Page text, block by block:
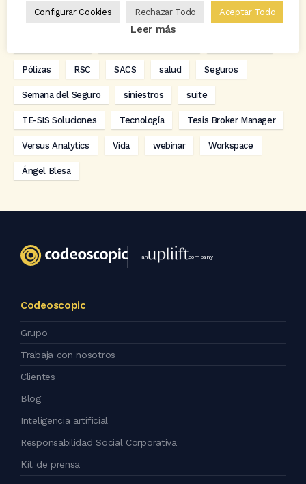
Integra API Rest
Pólizas RSC SACS salud Seguros
Semana del Seguro siniestros suite
TE-SIS Soluciones Tecnología Tesis Broker Manager
Versus Analytics Vida webinar Workspace
Ángel Blesa
an company
Codeoscopic
Grupo
Trabaja con nosotros
Clientes
Blog
Inteligencia artificial
Responsabilidad Social Corporativa
Kit de prensa
Configurar Cookies Rechazar Todo Aceptar Todo
Leer más